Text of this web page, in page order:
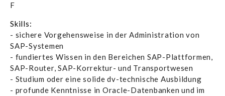
F
Skills:
- sichere Vorgehensweise in der Administration von
SAP-Systemen
- fundiertes Wissen in den Bereichen SAP-Plattformen,
SAP-Router, SAP-Korrektur- und Transportwesen
- Studium oder eine solide dv-technische Ausbildung
- profunde Kenntnisse in Oracle-Datenbanken und im